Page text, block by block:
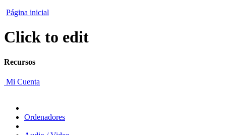
Página inicial
Click to edit
Recursos
Mi Cuenta
Ordenadores